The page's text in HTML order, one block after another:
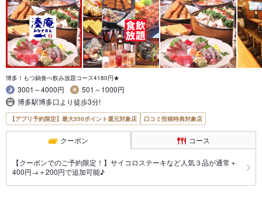
博多！もつ鍋食べ飲み放題コース4180円★
3001～4000円
501～1000円
博多駅博多口より徒歩3分!
【アプリ予約限定】最大350ポイント還元対象店 口コミ投稿特典対象店
クーポン コース
【クーポンでのご予約限定！】サイコロステーキなど人気３品が通常＋
400円→＋200円で追加可能♪